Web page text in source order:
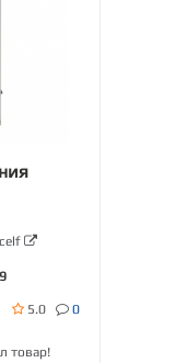
5.0 0
товар!